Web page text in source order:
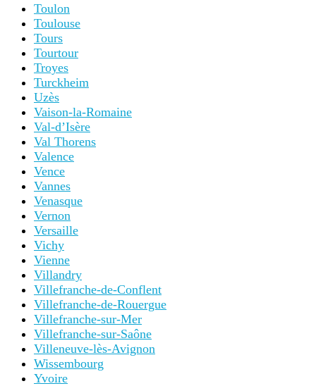
Toulon
Toulouse
Tours
Tourtour
Troyes
Turckheim
Uzès
Vaison-la-Romaine
Val-d’Isère
Val Thorens
Valence
Vence
Vannes
Venasque
Vernon
Versaille
Vichy
Vienne
Villandry
Villefranche-de-Conflent
Villefranche-de-Rouergue
Villefranche-sur-Mer
Villefranche-sur-Saône
Villeneuve-lès-Avignon
Wissembourg
Yvoire